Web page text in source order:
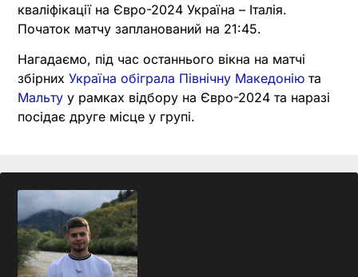
кваліфікації на Євро-2024 Україна – Італія.
Початок матчу запланований на 21:45.
Нагадаємо, під час останнього вікна на матчі
збірних Україна обіграла Північну Македонію та
Мальту у рамках відбору на Євро-2024 та наразі
посідає друге місце у групі.